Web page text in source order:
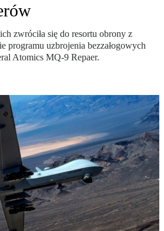
zwróciła się do resortu obrony z
programu uzbrojenia bezzałogowych
Atomics MQ-9 Repaer.